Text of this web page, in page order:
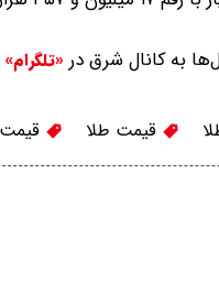
به کانال شرق در «تلگرام»
قیمت طلا